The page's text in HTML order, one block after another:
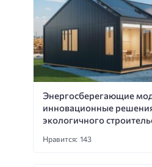
Энергосберегающие
инновационные
экологичного
Нравится: 143